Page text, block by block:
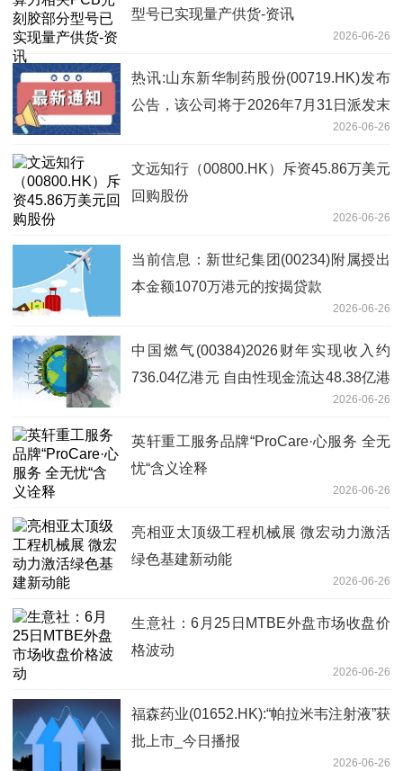
型号已实现量产供货-资讯
2026-06-26
热讯:山东新华制药股份(00719.HK)发布
公告，该公司将于2026年7月31日派发末
2026-06-26
文远知行（00800.HK）斥资45.86万美元
回购股份
2026-06-26
当前信息：新世纪集团(00234)附属授出
本金额1070万港元的按揭贷款
2026-06-26
中国燃气(00384)2026财年实现收入约
736.04亿港元 自由性现金流达48.38亿港
2026-06-26
​英轩重工服务品牌“ProCare·心服务 全无
忧“含义诠释
2026-06-26
亮相亚太顶级工程机械展 微宏动力激活
绿色基建新动能
2026-06-26
生意社：6月25日MTBE外盘市场收盘价
格波动
2026-06-26
福森药业(01652.HK):“帕拉米韦注射液”获
批上市_今日播报
2026-06-26